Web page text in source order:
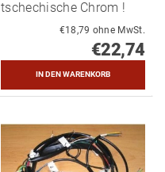
tschechische Chrom !
€18,79 ohne MwSt.
€22,74